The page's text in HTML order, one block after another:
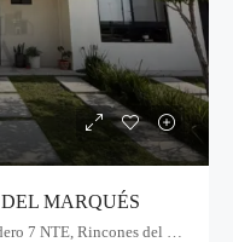
MARQUÉS